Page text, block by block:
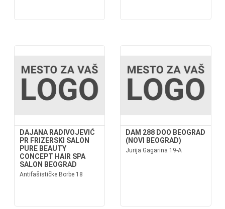
DAJANA RADIVOJEVIĆ
PR FRIZERSKI SALON
PURE BEAUTY
CONCEPT HAIR SPA
SALON BEOGRAD
Antifašističke Borbe 18
DAM 288 DOO BEOGRAD
(NOVI BEOGRAD)
Jurija Gagarina 19-A